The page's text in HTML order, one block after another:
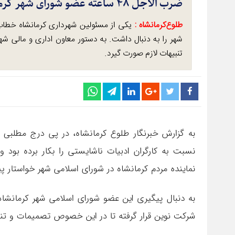
ضرب الاجل ۴۸ ساعته عضو شورای شهر کرمانشاه به شهردار
طلوع‌‌کرمانشاه : یکی از مسئولین شهرداری کرمانشاه
شهر را به دنبال داشت. به دستور معاون اداری و مالی
تنبیهات لازم صورت گیرد.
به گزارش خبرنگار طلوع کرمانشاه، در پی درج
نسبت به کارگران ادبیات ناشایستی را بکار برده
نماینده مردم کرمانشاه در شورای اسلامی شهر
به دنبال پیگیری این عضو شورای اسلامی شهر
شرکت نوین قرار گرفته تا در این خصوص تصمیمات و